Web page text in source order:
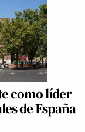
como líder
de España